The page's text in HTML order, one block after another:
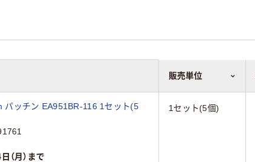
販売単位
パッチン EA951BR-116 1セット(5
（月）まで
1セット(5個)